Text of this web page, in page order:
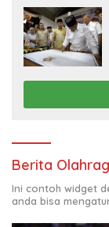
Berita
Ini contoh widget
anda bisa